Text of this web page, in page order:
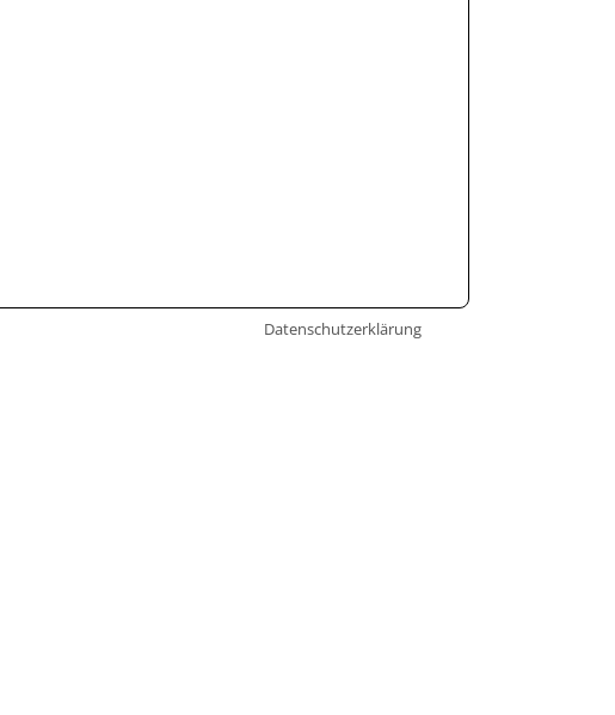
Datenschutzerklärung